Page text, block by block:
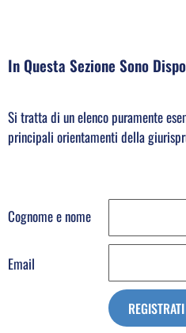
In Questa Sezione Sono
Si tratta di un elenco puramente
principali orientamenti della
Cognome e nome
Email
REGISTRATI